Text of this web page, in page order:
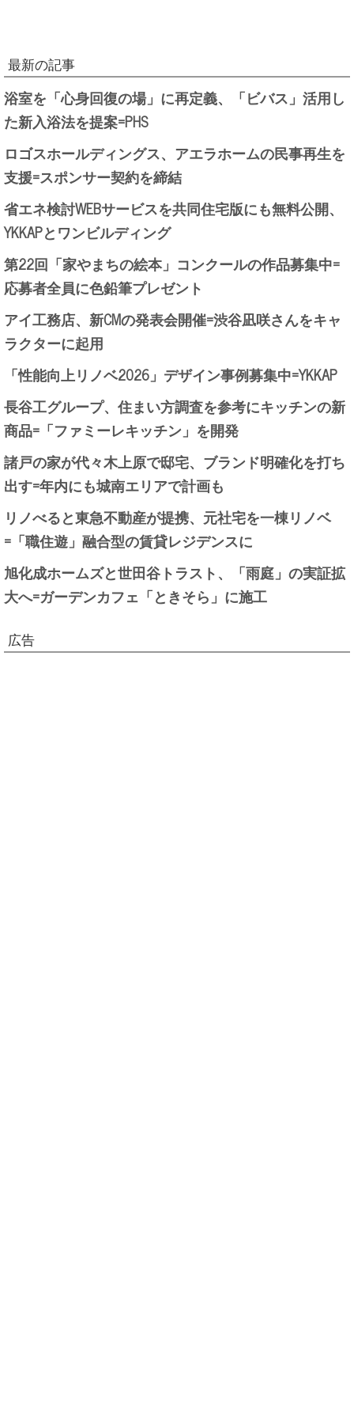
最新の記事
浴室を「心身回復の場」に再定義、「ビバス」活用し
た新入浴法を提案=PHS
ロゴスホールディングス、アエラホームの民事再生を
支援=スポンサー契約を締結
省エネ検討WEBサービスを共同住宅版にも無料公開、
YKKAPとワンビルディング
第22回「家やまちの絵本」コンクールの作品募集中=
応募者全員に色鉛筆プレゼント
アイ工務店、新CMの発表会開催=渋谷凪咲さんをキャ
ラクターに起用
「性能向上リノベ2026」デザイン事例募集中=YKKAP
長谷工グループ、住まい方調査を参考にキッチンの新
商品=「ファミーレキッチン」を開発
諸戸の家が代々木上原で邸宅、ブランド明確化を打ち
出す=年内にも城南エリアで計画も
リノべると東急不動産が提携、元社宅を一棟リノベ
=「職住遊」融合型の賃貸レジデンスに
旭化成ホームズと世田谷トラスト、「雨庭」の実証拡
大へ=ガーデンカフェ「ときそら」に施工
広告